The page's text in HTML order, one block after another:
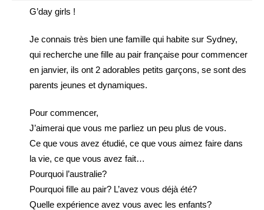
G’day girls !
Je connais très bien une famille qui habite sur Sydney,
qui recherche une fille au pair française pour commencer
en janvier, ils ont 2 adorables petits garçons, se sont des
parents jeunes et dynamiques.
Pour commencer,
J’aimerai que vous me parliez un peu plus de vous.
Ce que vous avez étudié, ce que vous aimez faire dans
la vie, ce que vous avez fait…
Pourquoi l’australie?
Pourquoi fille au pair? L’avez vous déjà été?
Quelle expérience avez vous avec les enfants?